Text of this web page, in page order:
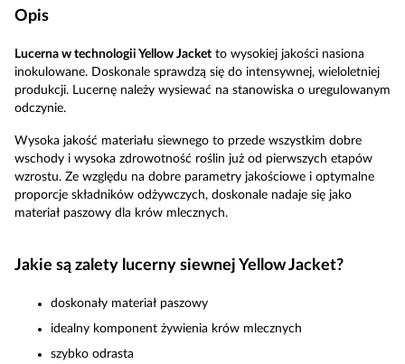
Opis
Lucerna w technologii Yellow Jacket to wysokiej jakości nasiona
inokulowane. Doskonale sprawdzą się do intensywnej, wieloletniej
produkcji. Lucernę należy wysiewać na stanowiska o uregulowanym
odczynie.
Wysoka jakość materiału siewnego to przede wszystkim dobre
wschody i wysoka zdrowotność roślin już od pierwszych etapów
wzrostu. Ze względu na dobre parametry jakościowe i optymalne
proporcje składników odżywczych, doskonale nadaje się jako
materiał paszowy dla krów mlecznych.
Jakie są zalety lucerny siewnej Yellow Jacket?
doskonały materiał paszowy
idealny komponent żywienia krów mlecznych
szybko odrasta